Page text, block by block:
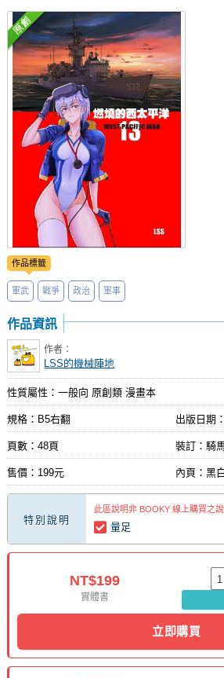
會員中心
註冊會員
登入
作品標籤
軍武 戰爭 政治 軍事
作品資訊
作者：
LSS的機械陣地
性質屬性：一般向 原創類 漫畫本
規格：B5右翻 出版日期：
頁數：48頁 裝訂：騎
售價：199元 內頁：黑
特別說明
此區說明非 BOOKY 線上購買之
量足
NT$199
實體書
立即購買